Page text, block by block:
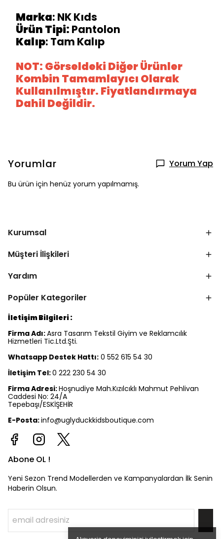
Marka: NK Kıds
Ürün Tipi: Pantolon
Kalıp: Tam Kalıp
NOT: Görseldeki Diğer Ürünler
Kombin Tamamlayıcı Olarak
Kullanılmıştır. Fiyatlandırmaya
Dahil Değildir.
Yorumlar Yorum Yap
Bu ürün için henüz yorum yapılmamış.
Kurumsal
Müşteri İlişkileri
Yardım
Popüler Kategoriler
İletişim Bilgileri :
Firma Adı:Asra Tasarım Tekstil Giyim ve Reklamcılık
Hizmetleri Tic.Ltd.Şti.
Whatsapp Destek Hattı: 0 552 615 54 30
İletişim Tel:0 222 230 54 30
Firma Adresi:Hoşnudiye Mah.Kızılcıklı Mahmut Pehlivan
Caddesi No: 24/A
Tepebaşı/ESKİŞEHİR
E-Posta:info@uglyduckkidsboutique.com
Abone OL !
Yeni Sezon Trend Modellerden ve Kampanyalardan İlk Senin
Haberin Olsun.